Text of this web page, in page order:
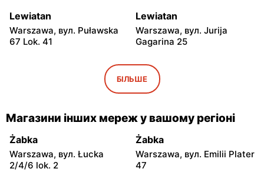
Lewiatan
Warszawa, вул. Puławska
67 Lok. 41
Lewiatan
Warszawa, вул. Jurija
Gagarina 25
Warszawa, вул. Egipska 4
Lewiatan
Warszawa, вул. Elbląska 37
Warszawa, вул. Erazma
Warszawa, вул.
Międzyborska 48
Lewiatan
Warszawa, вул. Sabały 3
Lewiatan
Warszawa, вул. Majdańska
БІЛЬШЕ
Магазини інших мереж у вашому регіоні
Żabka
Warszawa, вул. Łucka
2/4/6 lok. 2
Żabka
Warszawa, вул. Emilii Plater
47